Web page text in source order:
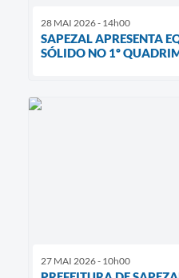
28 MAI 2026 - 14h00
SAPEZAL APRESENTA
SÓLIDO NO 1º
27 MAI 2026 - 10h00